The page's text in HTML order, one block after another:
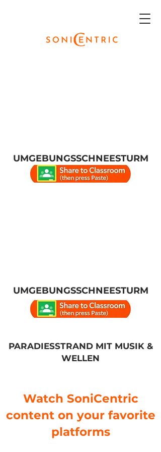
UMGEBUNGSSCHNEESTURM
UMGEBUNGSSCHNEESTURM
PARADIESSTRAND MIT MUSIK &
WELLEN
Watch SoniCentric
content on your favorite
platforms